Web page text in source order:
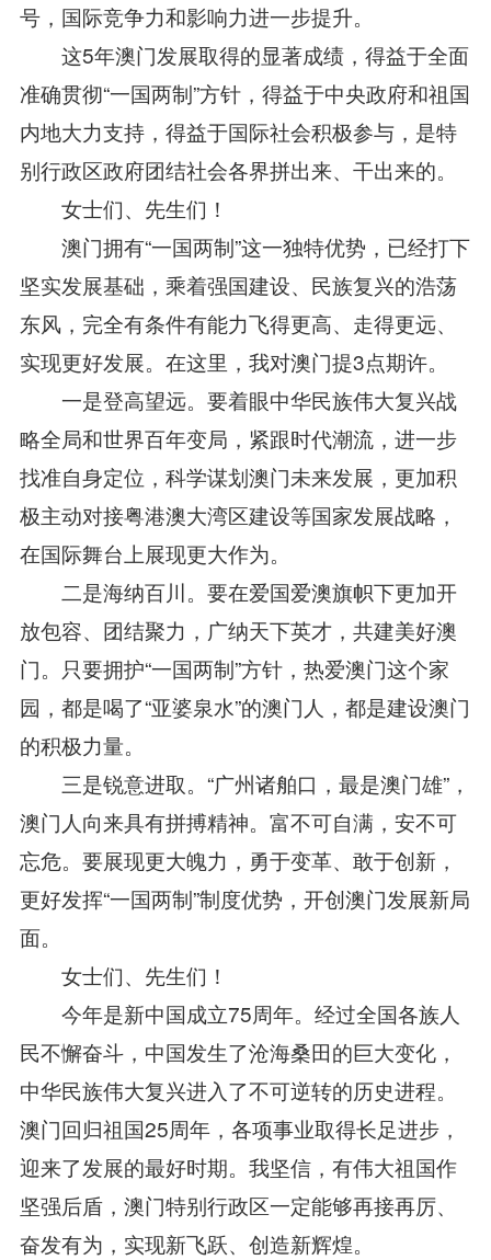
号，国际竞争力和影响力进一步提升。
这5年澳门发展取得的显著成绩，得益于全面
准确贯彻“一国两制”方针，得益于中央政府和祖国
内地大力支持，得益于国际社会积极参与，是特
别行政区政府团结社会各界拼出来、干出来的。
女士们、先生们！
澳门拥有“一国两制”这一独特优势，已经打下
坚实发展基础，乘着强国建设、民族复兴的浩荡
东风，完全有条件有能力飞得更高、走得更远、
实现更好发展。在这里，我对澳门提3点期许。
一是登高望远。要着眼中华民族伟大复兴战
略全局和世界百年变局，紧跟时代潮流，进一步
找准自身定位，科学谋划澳门未来发展，更加积
极主动对接粤港澳大湾区建设等国家发展战略，
在国际舞台上展现更大作为。
二是海纳百川。要在爱国爱澳旗帜下更加开
放包容、团结聚力，广纳天下英才，共建美好澳
门。只要拥护“一国两制”方针，热爱澳门这个家
园，都是喝了“亚婆泉水”的澳门人，都是建设澳门
的积极力量。
三是锐意进取。“广州诸舶口，最是澳门雄”，
澳门人向来具有拼搏精神。富不可自满，安不可
忘危。要展现更大魄力，勇于变革、敢于创新，
更好发挥“一国两制”制度优势，开创澳门发展新局
面。
女士们、先生们！
今年是新中国成立75周年。经过全国各族人
民不懈奋斗，中国发生了沧海桑田的巨大变化，
中华民族伟大复兴进入了不可逆转的历史进程。
澳门回归祖国25周年，各项事业取得长足进步，
迎来了发展的最好时期。我坚信，有伟大祖国作
坚强后盾，澳门特别行政区一定能够再接再厉、
奋发有为，实现新飞跃、创造新辉煌。